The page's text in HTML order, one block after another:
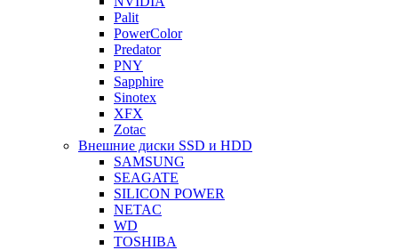
Palit
PowerColor
Predator
PNY
Sapphire
Sinotex
XFX
Zotac
Внешние диски SSD и HDD
SAMSUNG
SEAGATE
SILICON POWER
NETAC
WD
TOSHIBA